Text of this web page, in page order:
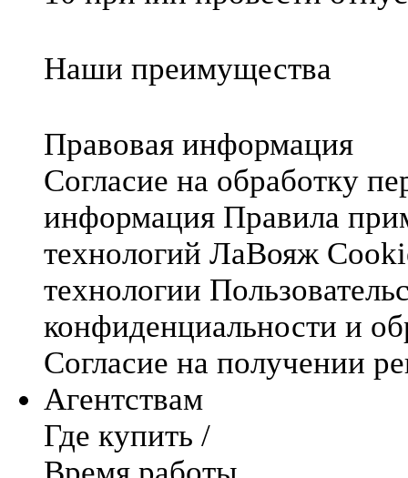
Наши преимущества
Правовая информация
Согласие на обработку
информация Правила
технологий ЛаВояж
технологии
конфиденциальности и
Согласие на получении
Агентствам
Где купить /